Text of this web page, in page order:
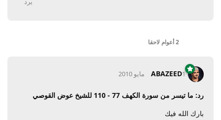
2 أعوام لاحقا
ABAZEED1 مايو 2010
رد: ما تيسر من سورة الكهف 77 - 110 للشيخ عوض القوصي
بارك الله فيك